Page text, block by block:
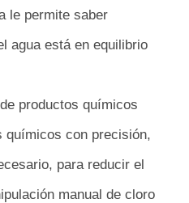
le permite saber
agua está en equilibrio
productos químicos
químicos con precisión,
para reducir el
manual de cloro